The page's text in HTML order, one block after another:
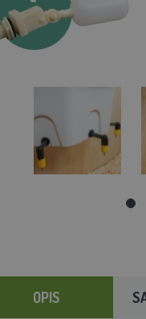
OPIS